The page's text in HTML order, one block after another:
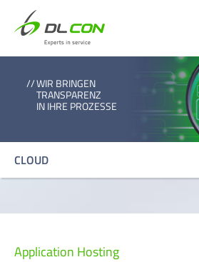
WIR BRINGEN
TRANSPARENZ
IN IHRE PROZESSE
CLOUD
Application Hosting